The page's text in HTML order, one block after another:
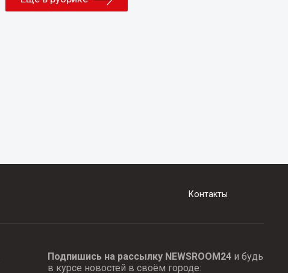
Контакты
Подпишись на рассылку NEWSROOM24и будь
в курсе новостей в своём городе: